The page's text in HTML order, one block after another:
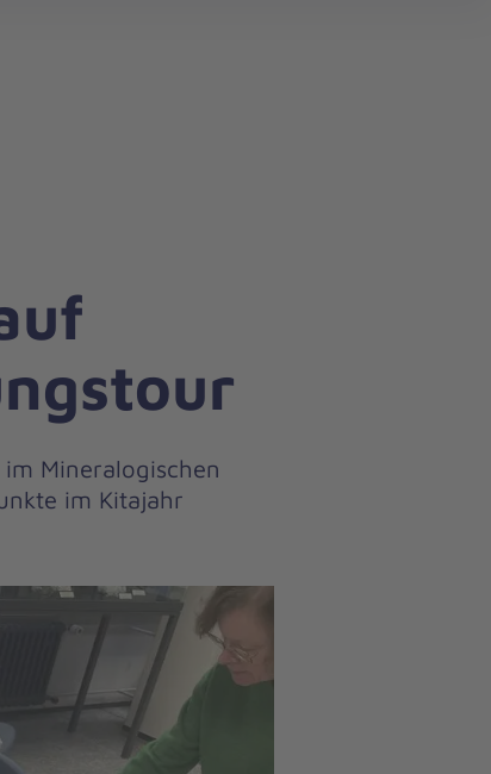
Mineralogischen
im Kitajahr